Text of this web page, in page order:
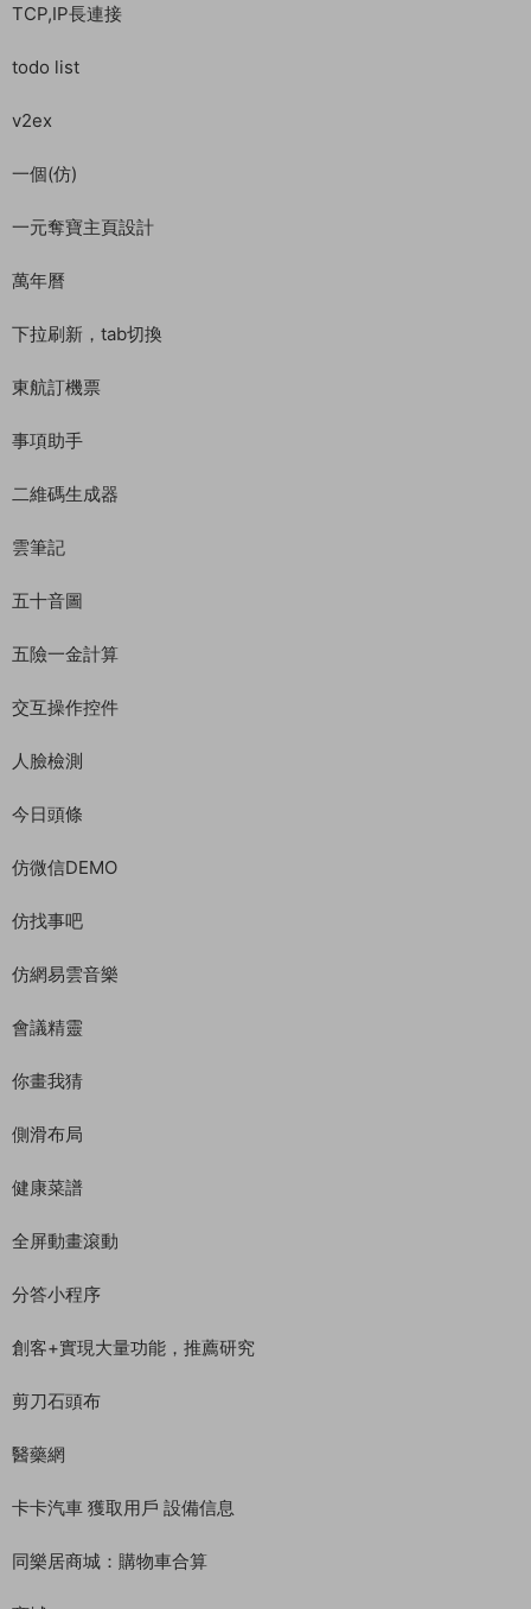
TCP,IP長連接
todo list
v2ex
一個(仿)
一元奪寶主頁設計
萬年曆
下拉刷新，tab切換
東航訂機票
事項助手
二維碼生成器
雲筆記
五十音圖
五險一金計算
交互操作控件
人臉檢測
今日頭條
仿微信DEMO
仿找事吧
仿網易雲音樂
會議精靈
你畫我猜
側滑布局
健康菜譜
全屏動畫滾動
分答小程序
創客+實現大量功能，推薦研究
剪刀石頭布
醫藥網
卡卡汽車 獲取用戶 設備信息
同樂居商城：購物車合算